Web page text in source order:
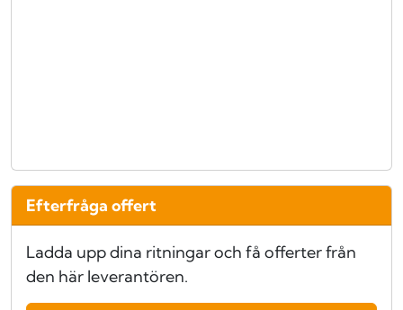
Efterfråga offert
Ladda upp dina ritningar och få offerter från
den här leverantören.